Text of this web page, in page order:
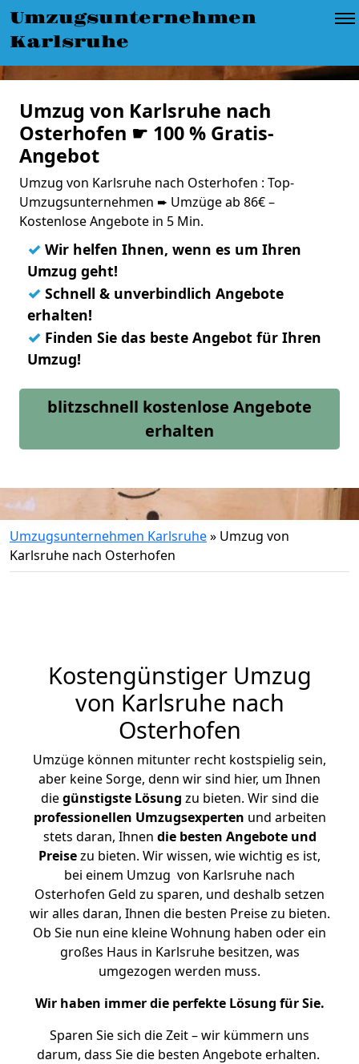
Umzugsunternehmen
Karlsruhe
Umzug von Karlsruhe nach
Osterhofen ☛ 100 % Gratis-
Angebot
Umzug von Karlsruhe nach Osterhofen : Top-
Umzugsunternehmen ➨ Umzüge ab 86€ –
Kostenlose Angebote in 5 Min.
✓ Wir helfen Ihnen, wenn es um Ihren
Umzug geht!
✓ Schnell & unverbindlich Angebote
erhalten!
✓ Finden Sie das beste Angebot für Ihren
Umzug!
blitzschnell kostenlose Angebote
erhalten
Umzugsunternehmen Karlsruhe» Umzug von
Karlsruhe nach Osterhofen
Kostengünstiger Umzug
von Karlsruhe nach
Osterhofen
Umzüge können mitunter recht kostspielig sein,
aber keine Sorge, denn wir sind hier, um Ihnen
diegünstigste Lösung zu bieten. Wir sind die
professionellen Umzugsexperten und arbeiten
stets daran, Ihnen die besten Angebote und
Preisezu bieten. Wir wissen, wie wichtig es ist,
bei einem Umzug von Karlsruhe nach
Osterhofen Geld zu sparen, und deshalb setzen
wir alles daran, Ihnen die besten Preise zu bieten.
Ob Sie nun eine kleine Wohnung haben oder ein
großes Haus in Karlsruhe besitzen, was
umgezogen werden muss.
Wir haben immer die perfekte Lösung für Sie.
Sparen Sie sich die Zeit – wir kümmern uns
darum, dass Sie die besten Angebote erhalten.